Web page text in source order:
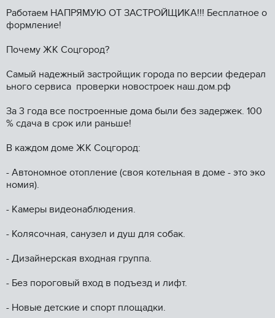
Работаем НАПРЯМУЮ ОТ ЗАСТРОЙЩИКА!!! Бесплатное о
формление!
Почему ЖК Соцгород?
Самый надежный застройщик города по версии федерал
ьного сервиса проверки новостроек наш.дом.рф
За 3 года все построенные дома были без задержек. 100
% сдача в срок или раньше!
В каждом доме ЖК Соцгород:
- Автономное отопление (своя котельная в доме - это эко
номия).
- Камеры видеонаблюдения.
- Колясочная, санузел и душ для собак.
- Дизайнерская входная группа.
- Без пороговый вход в подъезд и лифт.
- Новые детские и спорт площадки.